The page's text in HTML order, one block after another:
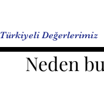
Türkiyeli Değerlerimiz
Neden